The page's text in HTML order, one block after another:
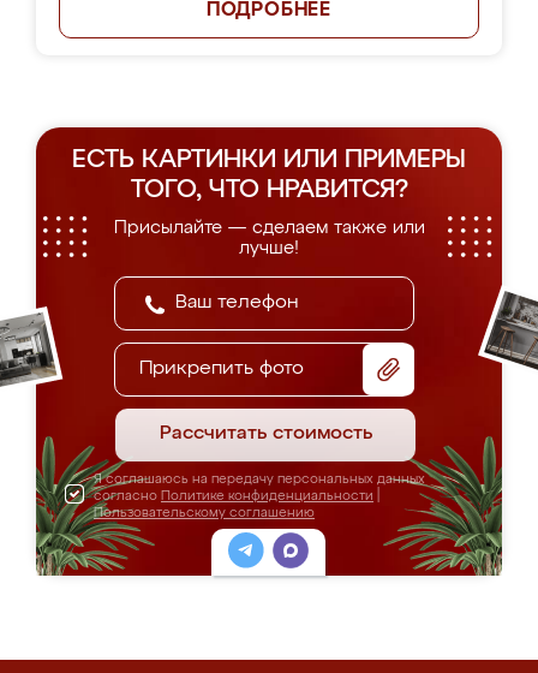
ПОДРОБНЕЕ
ЕСТЬ КАРТИНКИ ИЛИ ПРИМЕРЫ
ТОГО, ЧТО НРАВИТСЯ?
Присылайте — сделаем также или
лучше!
Прикрепить фото
Рассчитать стоимость
Я соглашаюсь на передачу персональных данных
согласно Политике конфиденциальности
Пользовательскому соглашению